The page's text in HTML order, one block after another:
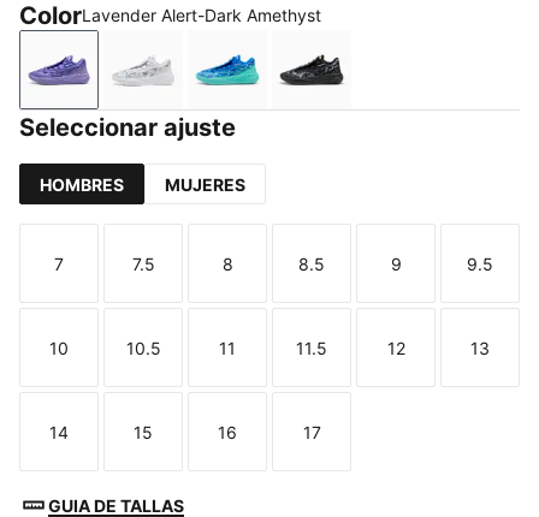
ColorLavender Alert-Dark Amethyst
Lavender Alert-Dark Amethyst
PUMA White-Gray Echo
Ultra Blue-Intense Mint
PUMA Black-Moody
Seleccionar ajuste
HOMBRES MUJERES
Talla
7
Talla
7.5
Talla
8
Talla
8.5
Talla
9
Talla
9.5
Talla
10
Talla
10.5
Talla
11
Talla
11.5
Talla
12
Talla
13
Talla
14
Talla
15
Talla
16
Talla
17
GUIA DE TALLAS